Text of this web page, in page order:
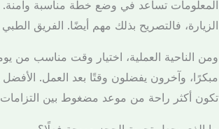
المعلومات تساعد في وضع خطة مناسبة وآمنة.
الزيارة، فالتصريح بذلك مهم أيضًا. الفريق
ومن الناحية العملية، اختيار وقت مناسب من
مبكرًا، وآخرون يفضلون وقتًا بعد العمل.
تكون أكثر راحة من موعد مضغوط بين التزامات